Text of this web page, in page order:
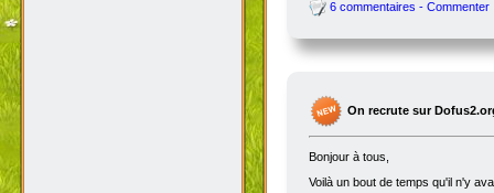
6 commentaires - Commenter
On recrute sur
Bonjour à tous,
Voilà un bout de temps qu'il n'y